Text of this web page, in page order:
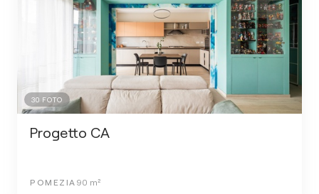
30 FOTO
Progetto CA
POMEZIA 90 m²